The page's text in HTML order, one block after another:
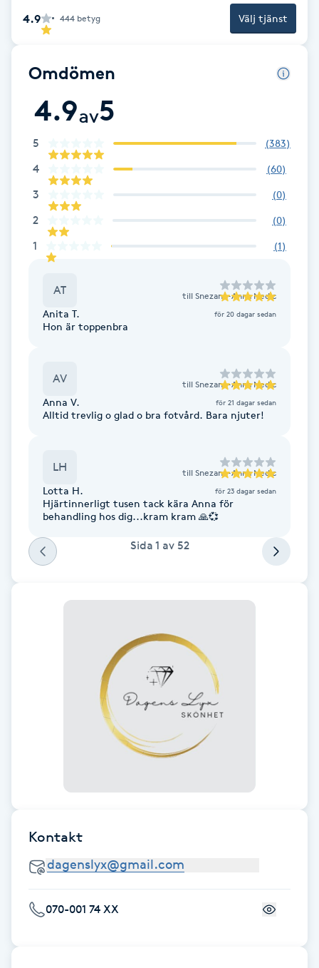
Fotsvamp
Fransfärgning
Fransförlängning
Fransförlängning Megavolym
Fransförlängning Volym
Fransk manikyr
Fransrengöring
Frekvensterapi
Friskvårdsmassage
Gellack med förstärkning
Gravidmassage
Gravidyoga
Gruppträning
4.9 444 betyg Välj tjänst
Omdömen
4.9av5
5 (383)
4 (60)
3 (0)
2 (0)
1 (1)
AT till Snezana-Anna Nedic
Anita T. för 20 dagar sedan
Hon är toppenbra
AV till Snezana-Anna Nedic
Anna V. för 21 dagar sedan
Alltid trevlig o glad o bra fotvård. Bara njuter!
LH till Snezana-Anna Nedic
Lotta H. för 23 dagar sedan
Hjärtinnerligt tusen tack kära Anna för
behandling hos dig...kram kram 🙏💞
Sida 1 av 52
Kontakt
070-001 74 XX